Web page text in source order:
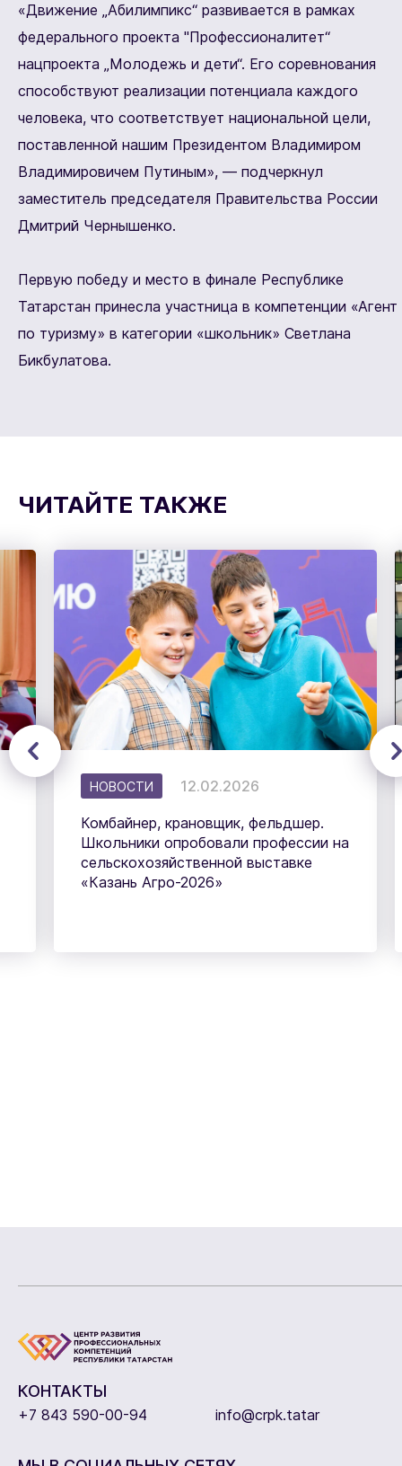
«Движение „Абилимпикс“ развивается в рамках
федерального проекта "Профессионалитет“
нацпроекта „Молодежь и дети“. Его соревнования
способствуют реализации потенциала каждого
человека, что соответствует национальной цели,
поставленной нашим Президентом Владимиром
Владимировичем Путиным», — подчеркнул
заместитель председателя Правительства России
Дмитрий Чернышенко.
Первую победу и место в финале Республике
Татарстан принесла участница в компетенции «Агент
по туризму» в категории «школьник» Светлана
Бикбулатова.
ЧИТАЙТЕ ТАКЖЕ
НОВОСТИ 12.02.2026
Комбайнер, крановщик, фельдшер.
Школьники опробовали профессии на
сельскохозяйственной выставке
«Казань Агро-2026»
КОНТАКТЫ
+7 843 590-00-94 info@crpk.tatar